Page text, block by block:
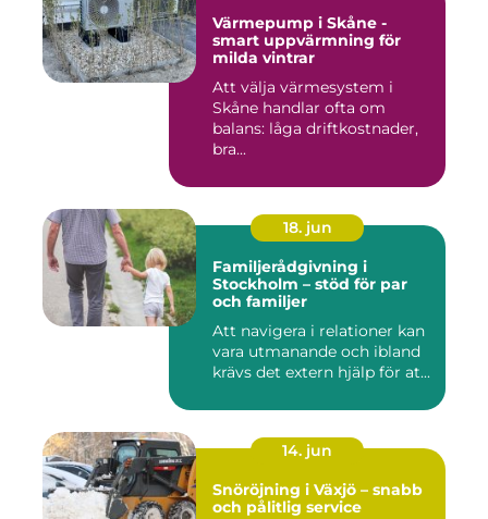
Värmepump i Skåne -
smart uppvärmning för
milda vintrar
Att välja värmesystem i
Skåne handlar ofta om
balans: låga driftkostnader,
bra...
18. jun
Familjerådgivning i
Stockholm – stöd för par
och familjer
Att navigera i relationer kan
vara utmanande och ibland
krävs det extern hjälp för at...
14. jun
Snöröjning i Växjö – snabb
och pålitlig service